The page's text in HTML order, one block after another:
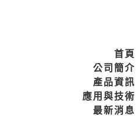
首頁
公司簡介
產品資訊
應用與技術
最新消息